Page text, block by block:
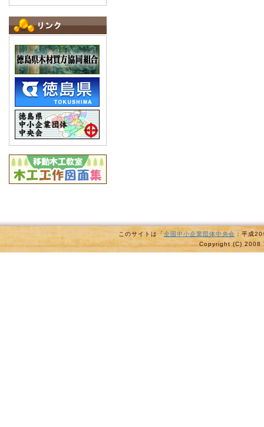
このサイトは「全国中小企業団体中央会 ：平成
Copyright (C) 2008